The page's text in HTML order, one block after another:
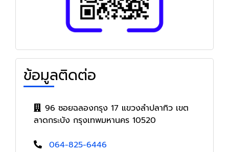
ข้อมูลติดต่อ
96 ซอยฉลองกรุง 17 แขวงลำปลาทิว เขต
ลาดกระบัง กรุงเทพมหานคร 10520
064-825-6446